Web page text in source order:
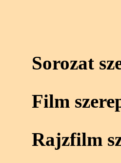
Sorozat
Film
Rajzfilm